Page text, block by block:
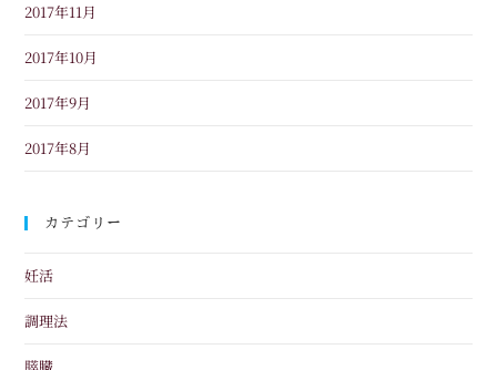
2017年11月
2017年10月
2017年9月
2017年8月
カテゴリー
妊活
調理法